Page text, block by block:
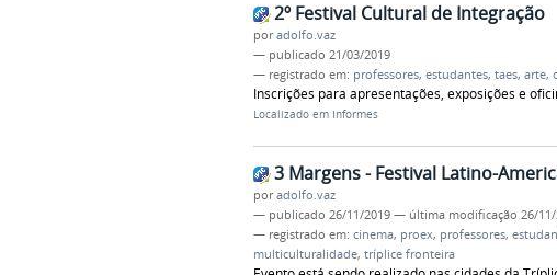
2º Festival Cultural de Integração
poradolfo.vaz
— publicado 21/03/2019
— registrado em: professores, estudantes, taes, arte,
Inscrições para apresentações, exposições e
Localizado em Informes
3 Margens - Festival Latino-
poradolfo.vaz
— publicado 26/11/2019 — última modificação 26/
— registrado em: cinema, proex, professores,
multiculturalidade, tríplice fronteira